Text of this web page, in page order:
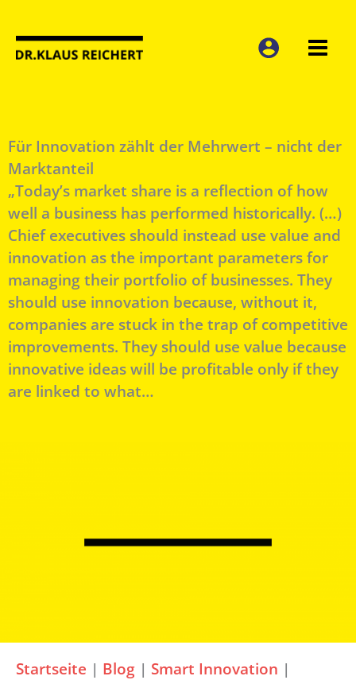
Inhalt
springen
Für Innovation zählt der Mehrwert – nicht der
Marktanteil
„Today’s market share is a reflection of how
well a business has performed historically. (…)
Chief executives should instead use value and
innovation as the important parameters for
managing their portfolio of businesses. They
should use innovation because, without it,
companies are stuck in the trap of competitive
improvements. They should use value because
innovative ideas will be profitable only if they
are linked to what…
Startseite | Blog | Smart Innovation |